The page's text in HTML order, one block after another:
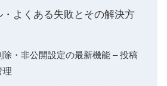
よくある失敗とその解決方
・非公開設定の最新機能 – 投稿
理